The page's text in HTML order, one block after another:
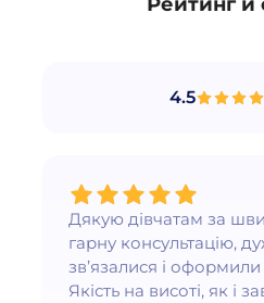
4.5
Дякую дівчатам за
гарну консультацію,
зв’язалися і
Якість на висоті, як і